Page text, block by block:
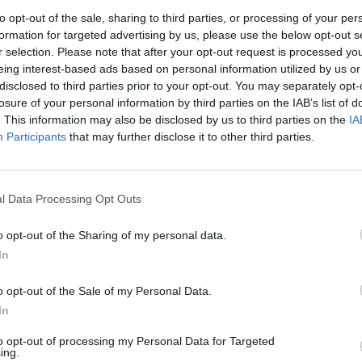
opt-out of the sale, sharing to third parties, or processing of your
for targeted advertising by us, please use the below opt-out
selection. Please note that after your opt-out request is processed
interest-based ads based on personal information utilized by us
to third parties prior to your opt-out. You may separately
of your personal information by third parties on the IAB’s list of
This information may also be disclosed by us to third parties on the
Participants that may further disclose it to other third parties.
Data Processing Opt Outs
opt-out of the Sharing of my personal data.
opt-out of the Sale of my Personal Data.
opt-out of processing my Personal Data for Targeted
změn přispějí. Zhruba stejný počet Čechů se obává
v tomto ohledu pesimistická. Negativní dopady
občanů, podle 31 procent budou mít vliv na ČR
20. října mezi tisícovkou lidí starších 15 let.